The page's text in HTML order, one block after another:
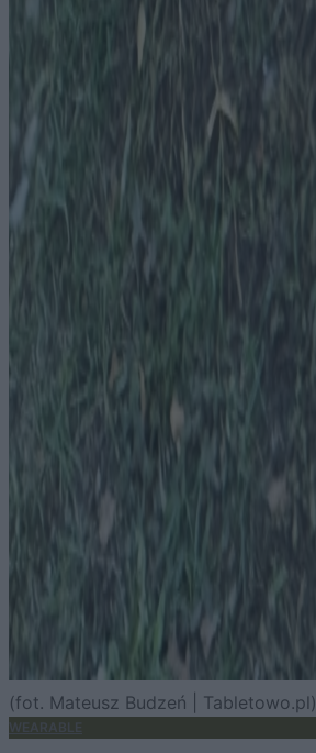
(fot. Mateusz Budzeń | Tabletowo.pl)
WEARABLE